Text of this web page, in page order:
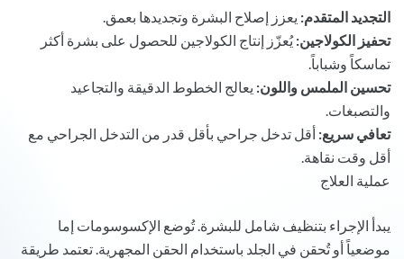
التجديد المتقدم: يعزز إصلاح البشرة وتجديدها بعمق.
تحفيز الكولاجين:يُعزّز إنتاج الكولاجين للحصول على بشرة أكثر
تماسكاً وشباباً.
تحسين الملمس واللون: يعالج الخطوط الدقيقة والتجاعيد
والتصبغات.
تعافي سريع: أقل تدخل جراحي بأقل قدر من التدخل الجراحي مع
أقل وقت نقاهة.
عملية العلاج
يبدأ الإجراء بتنظيف شامل للبشرة. تُوضع الإكسوسومات إما
موضعياً أو تُحقن في الجلد باستخدام الحقن المجهرية. تعتمد طريقة